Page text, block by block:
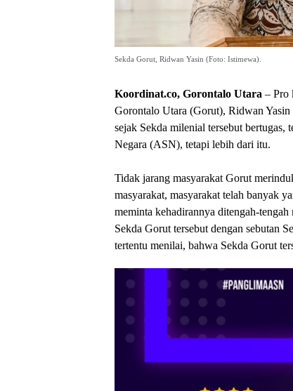
Sekda Gorut, Ridwan Yasin (Foto: Istimewa).
Koordinat.co, Gorontalo Utara – Pro
Gorontalo Utara (Gorut), Ridwan Yasin
sejak Sekda milenial tersebut
Negara (ASN), tetapi lebih dari itu.
Tidak jarang masyarakat Gorut
masyarakat, masyarakat telah banyak
meminta kehadirannya ditengah-
Sekda Gorut tersebut dengan sebutan
tertentu menilai, bahwa Sekda Gorut